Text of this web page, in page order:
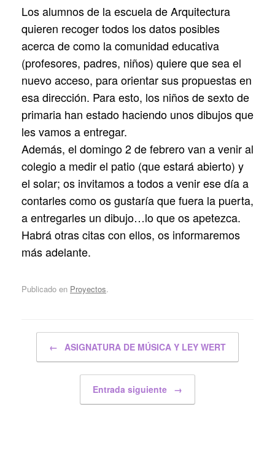
Los alumnos de la escuela de Arquitectura
quieren recoger todos los datos posibles
acerca de como la comunidad educativa
(profesores, padres, niños) quiere que sea el
nuevo acceso, para orientar sus propuestas en
esa dirección. Para esto, los niños de sexto de
primaria han estado haciendo unos dibujos que
les vamos a entregar.
Además, el domingo 2 de febrero van a venir al
colegio a medir el patio (que estará abierto) y
el solar; os invitamos a todos a venir ese día a
contarles como os gustaría que fuera la puerta,
a entregarles un dibujo…lo que os apetezca.
Habrá otras citas con ellos, os informaremos
más adelante.
Publicado en Proyectos.
← ASIGNATURA DE MÚSICA Y LEY WERT
Entrada siguiente →